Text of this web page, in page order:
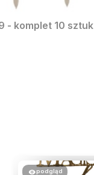
- komplet 10 sztuk
podgląd